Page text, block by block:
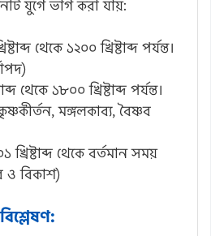
যুগে ভাগ করা যায়:
থেকে ১২০০ খ্রিষ্টাব্দ পর্যন্ত।
থেকে ১৮০০ খ্রিষ্টাব্দ পর্যন্ত।
মঙ্গলকাব্য, বৈষ্ণব
খ্রিষ্টাব্দ থেকে বর্তমান সময়
ও বিকাশ)